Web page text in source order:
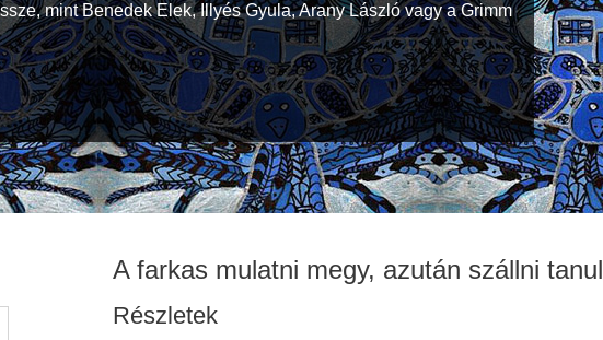
mint Benedek Elek, Illyés Gyula, Arany László vagy a Grimm
A farkas mulatni megy, azután szállni tanul
Részletek